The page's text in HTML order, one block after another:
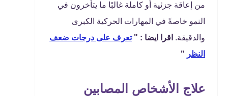
من إعاقة جزئية أو كاملة غالبًا ما يتأخرون في
النمو خاصةً في المهارات الحركية الكبرى
والدقيقة. اقرا ايضا : "تعرف على درجات ضعف
النظر "
علاج الأشخاص المصابين